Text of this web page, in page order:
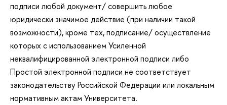
подписи любой документ/ совершить любое
юридически значимое действие (при наличии такой
возможности), кроме тех, подписание/ осуществление
которых с использованием Усиленной
неквалифицированной электронной подписи либо
Простой электронной подписи не соответствует
законодательству Российской Федерации или локальным
нормативным актам Университета.